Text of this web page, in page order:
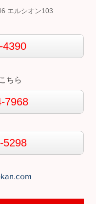
エルシオン103
4390
ちら
7968
5298